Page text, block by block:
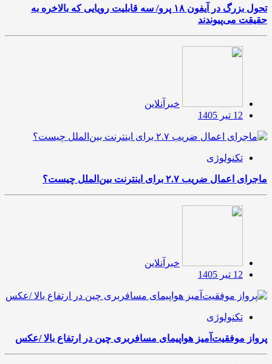
تحول بزرگ در آیفون ۱۸ پرو/ سه قابلیت رویایی که بالاخره به
حقیقت می‌پیوندند
خبرآنلاین
12 تیر 1405
تکنولوژی
ماجرای اعمال ضریب ۲.۷ برای اینترنت بین‌الملل چیست؟
خبرآنلاین
12 تیر 1405
تکنولوژی
پرواز موفقیت‌آمیز هواپیمای مسافربری چین در ارتفاع بالا /عکس